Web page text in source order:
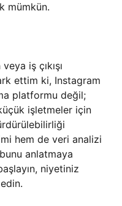
mümkün.
iş çıkışı
ettim ki, Instagram
platformu değil;
işletmeler için
hem de veri analizi
anlatmaya
niyetiniz